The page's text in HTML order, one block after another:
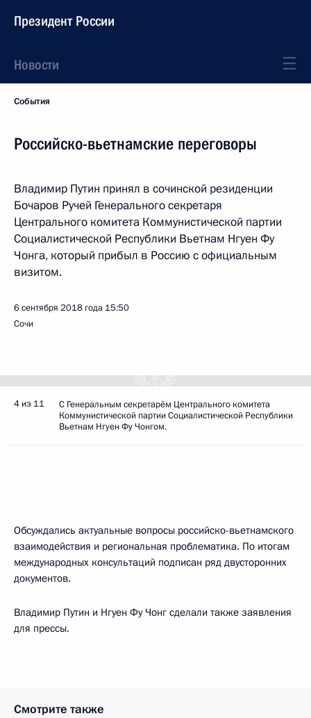
Президент России
Новости
События
Российско-вьетнамские переговоры
Владимир Путин принял в сочинской резиденции
Бочаров Ручей Генерального секретаря
Центрального комитета Коммунистической партии
Социалистической Республики Вьетнам Нгуен Фу
Чонга, который прибыл в Россию с официальным
визитом.
6 сентября 2018 года 15:50
Сочи
4 из 11
C Генеральным секретарём Центрального комитета
Коммунистической партии Социалистической Республики
Вьетнам Нгуен Фу Чонгом.
Обсуждались актуальные вопросы российско-вьетнамского
взаимодействия и региональная проблематика. По итогам
международных консультаций подписан ряд двусторонних
документов.
Владимир Путин и Нгуен Фу Чонг сделали также заявления
для прессы.
Смотрите также